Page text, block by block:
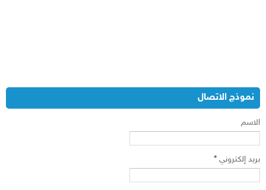
نموذج الاتصال
الاسم
بريد إلكتروني *